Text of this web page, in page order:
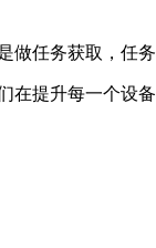
务获取，任务
升每一个设备